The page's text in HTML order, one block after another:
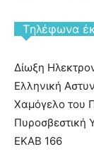
Tηλέφωνα
Δίωξη
Ελληνική
Χαμόγελο του
Πυροσβεστική
ΕΚΑΒ 166